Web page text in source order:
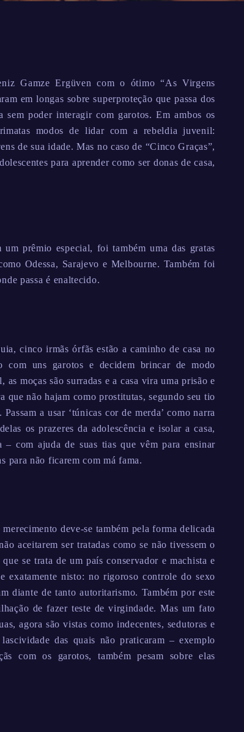
Gamze Ergüven com o ótimo “As Virgens
em longas sobre superproteção que passa dos
sem poder interagir com garotos. Em ambos os
modos de lidar com a rebeldia juvenil:
de sua idade. Mas no caso de “Cinco Graças”,
para aprender como ser donas de casa,
prêmio especial, foi também uma das gratas
Odessa, Sarajevo e Melbourne. Também foi
passa é enaltecido.
cinco irmãs órfãs estão a caminho de casa no
uns garotos e decidem brincar de modo
moças são surradas e a casa vira uma prisão e
que não hajam como prostitutas, segundo seu tio
a usar ‘túnicas cor de merda’ como narra
os prazeres da adolescência e isolar a casa,
– com ajuda de suas tias que vêm para ensinar
para não ficarem com má fama.
deve-se também pela forma delicada
aceitarem ser tratadas como se não tivessem o
se trata de um país conservador e machista e
exatamente nisto: no rigoroso controle do sexo
diante de tanto autoritarismo. Também por este
de fazer teste de virgindade. Mas um fato
agora são vistas como indecentes, sedutoras e
das quais não praticaram – exemplo
com os garotos, também pesam sobre elas